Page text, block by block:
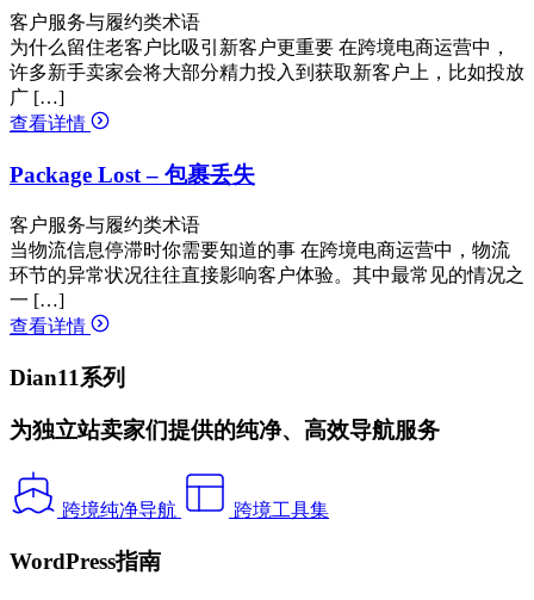
客户服务与履约类术语
为什么留住老客户比吸引新客户更重要 在跨境电商运营中，
许多新手卖家会将大部分精力投入到获取新客户上，比如投放
广 […]
查看详情
Package Lost – 包裹丢失
客户服务与履约类术语
当物流信息停滞时你需要知道的事 在跨境电商运营中，物流
环节的异常状况往往直接影响客户体验。其中最常见的情况之
一 […]
查看详情
Dian11系列
为独立站卖家们提供的纯净、高效导航服务
跨境纯净导航 跨境工具集
WordPress指南